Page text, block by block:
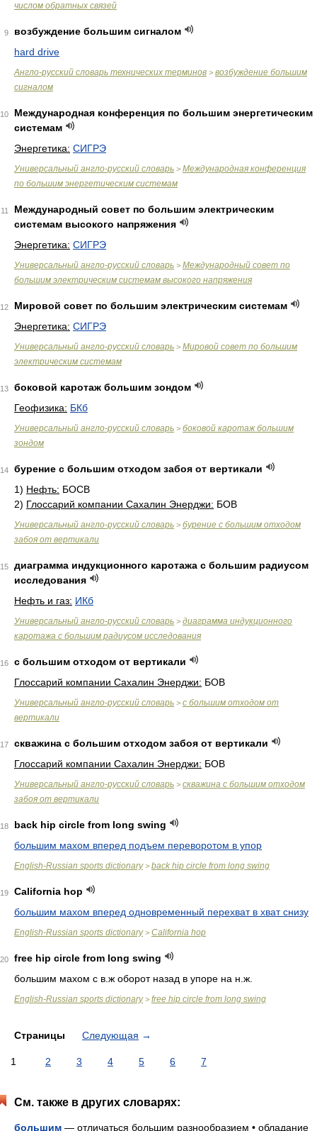
числом обратных связей
9
возбуждение большим сигналом
hard drive
Англо-русский словарь технических терминов > возбуждение большим
сигналом
10
Международная конференция по большим энергетическим
системам
Энергетика: СИГРЭ
Универсальный англо-русский словарь > Международная конференция
по большим энергетическим системам
11
Международный совет по большим электрическим
системам высокого напряжения
Энергетика: СИГРЭ
Универсальный англо-русский словарь > Международный совет по
большим электрическим системам высокого напряжения
12
Мировой совет по большим электрическим системам
Энергетика: СИГРЭ
Универсальный англо-русский словарь > Мировой совет по большим
электрическим системам
13
боковой каротаж большим зондом
Геофизика: БКб
Универсальный англо-русский словарь > боковой каротаж большим
зондом
14
бурение с большим отходом забоя от вертикали
1) Нефть: БОСВ
2) Глоссарий компании Сахалин Энерджи: БОВ
Универсальный англо-русский словарь > бурение с большим отходом
забоя от вертикали
15
диаграмма индукционного каротажа с большим радиусом
исследования
Нефть и газ: ИКб
Универсальный англо-русский словарь > диаграмма индукционного
каротажа с большим радиусом исследования
16
с большим отходом от вертикали
Глоссарий компании Сахалин Энерджи: БОВ
Универсальный англо-русский словарь > с большим отходом от
вертикали
17
скважина с большим отходом забоя от вертикали
Глоссарий компании Сахалин Энерджи: БОВ
Универсальный англо-русский словарь > скважина с большим отходом
забоя от вертикали
18
back hip circle from long swing
большим махом вперед подъем переворотом в упор
English-Russian sports dictionary> back hip circle from long swing
19
California hop
большим махом вперед одновременный перехват в хват снизу
English-Russian sports dictionary> California hop
20
free hip circle from long swing
большим махом с в.ж оборот назад в упоре на н.ж.
English-Russian sports dictionary> free hip circle from long swing
Страницы Следующая →
1 2 3 4 5 6 7
См. также в других словарях:
большим — отличаться большим разнообразием • обладание